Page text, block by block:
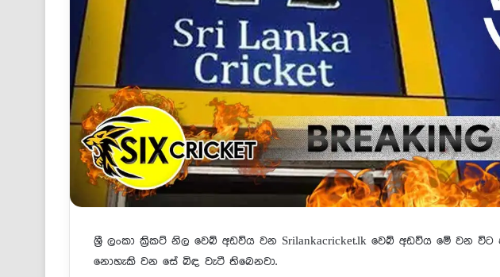
ශ්‍රී ලංකා ක්‍රිකට් නිල වෙබ් අඩවිය වන Srilankacricket.lk වෙබ් අඩවිය මේ වන
නොහැකි වන සේ බිඳ වැටී තිබෙනවා.